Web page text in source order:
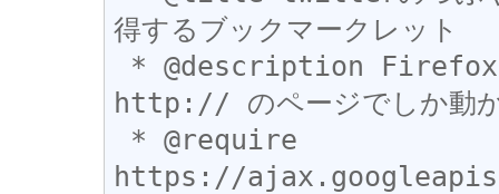
得するブックマークレット
http:// のページでしか動
https://